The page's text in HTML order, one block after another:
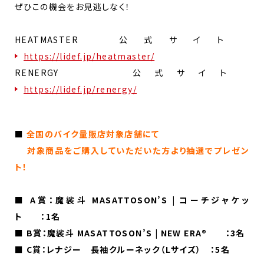
ぜひこの機会をお見逃しなく！
HEATMASTER 公式サイト
https://lidef.jp/heatmaster/
RENERGY 公式サイト
https://lidef.jp/renergy/
■ 全国のバイク量販店対象店舗にて
対象商品をご購入していただいた方より抽選でプレゼン
ト！
■ A賞：魔裟斗 MASATTOSON’S | コーチジャケッ
ト ：1名
■ B賞：魔裟斗 MASATTOSON’S | NEW ERA®️ ：3名
■ C賞：レナジー 長袖クルーネック（Lサイズ） ：5名